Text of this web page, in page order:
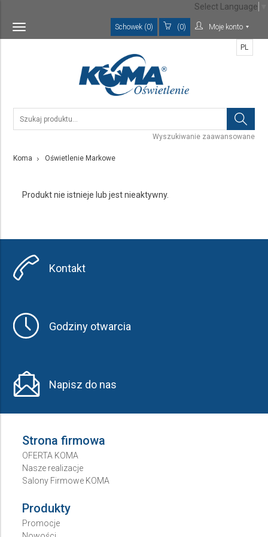
Toggle
navigation
Schowek (0) (0) Moje konto
Wyszukiwanie zaawansowane
PL
Koma Oświetlenie Markowe
Produkt nie istnieje lub jest nieaktywny.
Kontakt
Godziny otwarcia
Napisz do nas
Strona firmowa
OFERTA KOMA
Nasze realizacje
Salony Firmowe KOMA
Produkty
Promocje
Select Language